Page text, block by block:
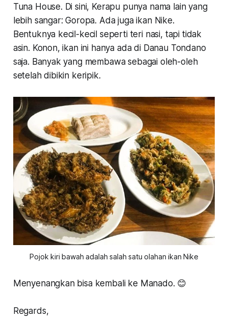
Tuna House. Di sini, Kerapu punya nama lain yang
lebih sangar: Goropa. Ada juga ikan Nike.
Bentuknya kecil-kecil seperti teri nasi, tapi tidak
asin. Konon, ikan ini hanya ada di Danau Tondano
saja. Banyak yang membawa sebagai oleh-oleh
setelah dibikin keripik.
Pojok kiri bawah adalah salah satu olahan ikan Nike
Menyenangkan bisa kembali ke Manado. 😊
Regards,